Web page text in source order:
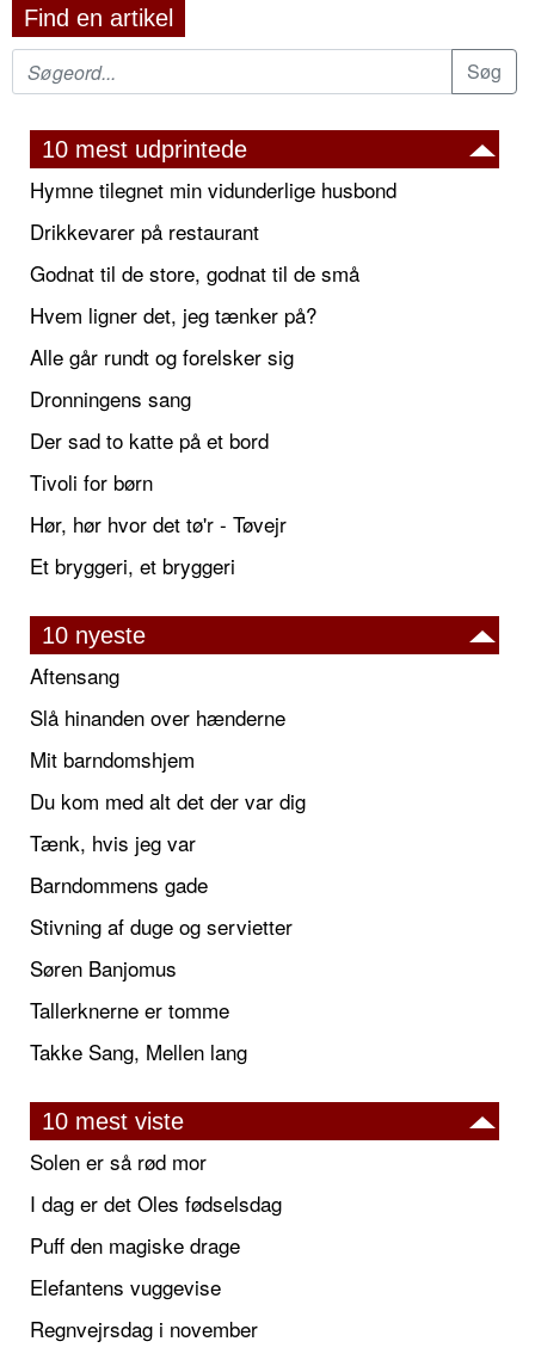
Find en artikel
10 mest udprintede
Hymne tilegnet min vidunderlige husbond
Drikkevarer på restaurant
Godnat til de store, godnat til de små
Hvem ligner det, jeg tænker på?
Alle går rundt og forelsker sig
Dronningens sang
Der sad to katte på et bord
Tivoli for børn
Hør, hør hvor det tø'r - Tøvejr
Et bryggeri, et bryggeri
10 nyeste
Aftensang
Slå hinanden over hænderne
Mit barndomshjem
Du kom med alt det der var dig
Tænk, hvis jeg var
Barndommens gade
Stivning af duge og servietter
Søren Banjomus
Tallerknerne er tomme
Takke Sang, Mellen lang
10 mest viste
Solen er så rød mor
I dag er det Oles fødselsdag
Puff den magiske drage
Elefantens vuggevise
Regnvejrsdag i november